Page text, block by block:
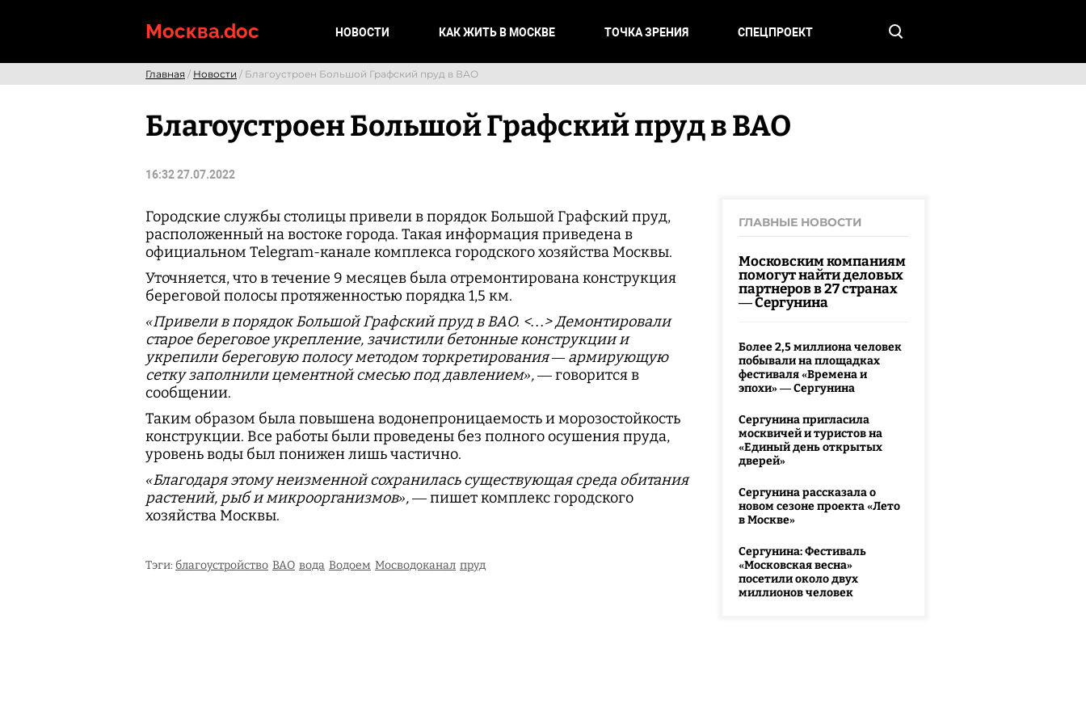
Москва.doc НОВОСТИ КАК ЖИТЬ В МОСКВЕ ТОЧКА ЗРЕНИЯ СПЕЦПРОЕКТ
Главная / Новости / Благоустроен Большой Графский пруд в ВАО
Благоустроен Большой Графский пруд в ВАО
16:32 27.07.2022
Городские службы столицы привели в порядок Большой Графский пруд,
расположенный на востоке города. Такая информация приведена в
официальном Telegram-канале комплекса городского хозяйства Москвы.
Уточняется, что в течение 9 месяцев была отремонтирована конструкция
береговой полосы протяженностью порядка 1,5 км.
«Привели в порядок Большой Графский пруд в ВАО. <…> Демонтировали
старое береговое укрепление, зачистили бетонные конструкции и
укрепили береговую полосу методом торкретирования — армирующую
сетку заполнили цементной смесью под давлением»,— говорится в
сообщении.
Таким образом была повышена водонепроницаемость и морозостойкость
конструкции. Все работы были проведены без полного осушения пруда,
уровень воды был понижен лишь частично.
«Благодаря этому неизменной сохранилась существующая среда обитания
растений, рыб и микроорганизмов»,— пишет комплекс городского
хозяйства Москвы.
Тэги: благоустройство ВАО вода Водоем Мосводоканал пруд
ГЛАВНЫЕ НОВОСТИ
Московским компаниям
помогут найти деловых
партнеров в 27 странах
— Сергунина
Более 2,5 миллиона человек
побывали на площадках
фестиваля «Времена и
эпохи» — Сергунина
Сергунина пригласила
москвичей и туристов на
«Единый день открытых
дверей»
Сергунина рассказала о
новом сезоне проекта «Лето
в Москве»
Сергунина: Фестиваль
«Московская весна»
посетили около двух
миллионов человек